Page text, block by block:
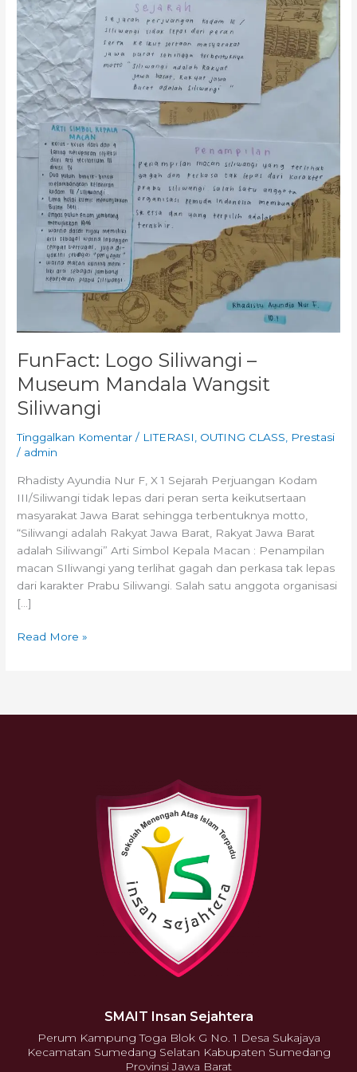
FunFact: Logo Siliwangi –
Museum Mandala Wangsit
Siliwangi
Tinggalkan Komentar / LITERASI, OUTING CLASS, Prestasi
/ admin
Rhadisty Ayundia Nur F, X 1 Sejarah Perjuangan Kodam
III/Siliwangi tidak lepas dari peran serta keikutsertaan
masyarakat Jawa Barat sehingga terbentuknya motto,
“Siliwangi adalah Rakyat Jawa Barat, Rakyat Jawa Barat
adalah Siliwangi” Arti Simbol Kepala Macan : Penampilan
macan SIliwangi yang terlihat gagah dan perkasa tak lepas
dari karakter Prabu Siliwangi. Salah satu anggota organisasi
[…]
Read More »
SMAIT Insan Sejahtera
Perum Kampung Toga Blok G No. 1 Desa Sukajaya
Kecamatan Sumedang Selatan Kabupaten Sumedang
Provinsi Jawa Barat